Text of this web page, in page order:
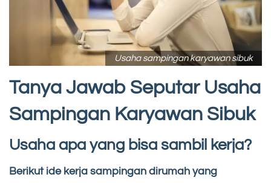
Usaha sampingan karyawan sibuk
Tanya Jawab Seputar Usaha
Sampingan Karyawan Sibuk
Usaha apa yang bisa sambil kerja?
Berikut ide kerja sampingan dirumah yang